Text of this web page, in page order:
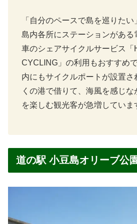
「自分のペースで島を巡りたい
島内各所にステーションがある
車のシェアサイクルサービス「
CYCLING」の利用もおすすめ
内にもサイクルポートが設置さ
くの港で借りて、海風を感じ
を楽しむ観光客が急増していま
道の駅 小豆島オリーブ公